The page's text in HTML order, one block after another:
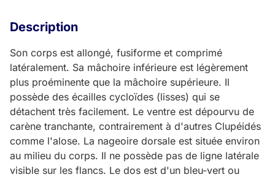
Description
Son corps est allongé, fusiforme et comprimé
latéralement. Sa mâchoire inférieure est légèrement
plus proéminente que la mâchoire supérieure. Il
possède des écailles cycloïdes (lisses) qui se
détachent très facilement. Le ventre est dépourvu de
carène tranchante, contrairement à d'autres Clupéidés
comme l'alose. La nageoire dorsale est située environ
au milieu du corps. Il ne possède pas de ligne latérale
visible sur les flancs. Le dos est d'un bleu-vert ou